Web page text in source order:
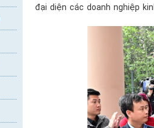
đại diện các doanh nghiệp